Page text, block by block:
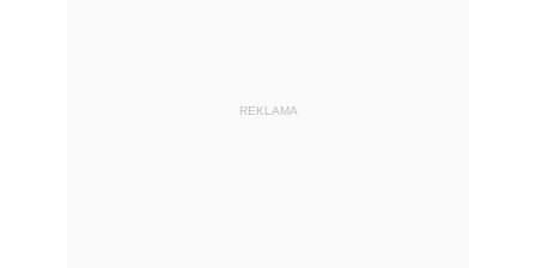
REKLAMA